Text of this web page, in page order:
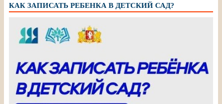
КАК ЗАПИСАТЬ РЕБЕНКА В ДЕТСКИЙ САД?